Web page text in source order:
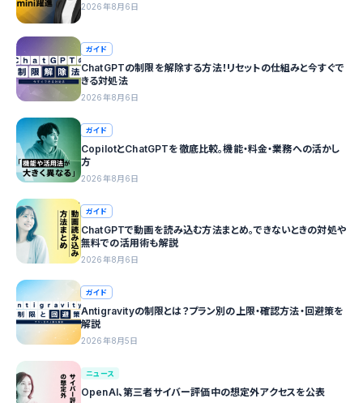
2026年8月6日
ガイド
ChatGPTの制限を解除する方法！リセットの仕組みと今すぐで
きる対処法
2026年8月6日
ガイド
CopilotとChatGPTを徹底比較。機能・料金・業務への活かし
方
2026年8月6日
ガイド
ChatGPTで動画を読み込む方法まとめ。できないときの対処や
無料での活用術も解説
2026年8月6日
ガイド
Antigravityの制限とは？プラン別の上限・確認方法・回避策を
解説
2026年8月5日
ニュース
OpenAI、第三者サイバー評価中の想定外アクセスを公表